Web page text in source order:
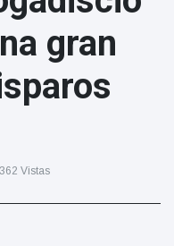
gran
362 Vistas